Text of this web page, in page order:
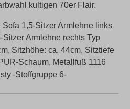
kultigen 70er Flair.
1,5-Sitzer Armlehne links
Armlehne rechts Typ
Sitzhöhe: ca. 44cm, Sitztiefe
Schaum, Metallfuß 1116
-Stoffgruppe 6-